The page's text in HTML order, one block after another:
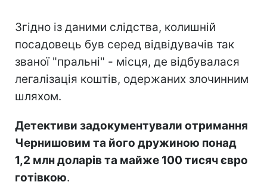
Згідно із даними слідства, колишній
посадовець був серед відвідувачів так
званої "пральні" - місця, де відбувалася
легалізація коштів, одержаних злочинним
шляхом.
Детективи задокументували отримання
Чернишовим та його дружиною понад
1,2 млн доларів та майже 100 тисяч євро
готівкою.